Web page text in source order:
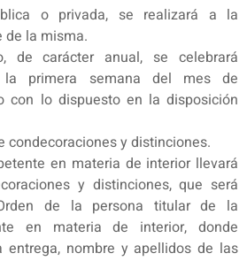
o privada, se realizará a la
de la misma.
de carácter anual, se celebrará
la primera semana del mes de
con lo dispuesto en la disposición
condecoraciones y distinciones.
en materia de interior llevará
y distinciones, que será
de la persona titular de la
en materia de interior, donde
nombre y apellidos de las